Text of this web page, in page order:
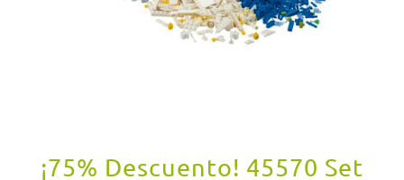
¡75% Descuento! 45570 Set